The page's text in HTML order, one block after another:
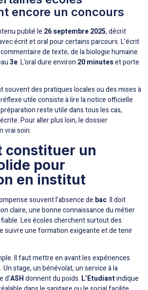
encore un concours
publié le 26 septembre 2025, décrit
écrit et oral pour certains parcours. L’écrit
de texte, de la biologie humaine
3e. L’oral dure environ 20 minuteset porte
souvent des pratiques locales ou des mises à
utile consiste à lire la notice officielle
reste utile dans tous les cas,
Pour aller plus loin, le dossier
vrai soin.
constituer un
pour
en institut
souvent l’absence de bac. Il doit
claire, une bonne connaissance du métier
Les écoles cherchent surtout des
suivre une formation exigeante et de tenir
Il faut mettre en avant les expériences
stage, un bénévolat, un service à la
d’ASHdonnent du poids. L’Etudiantindique